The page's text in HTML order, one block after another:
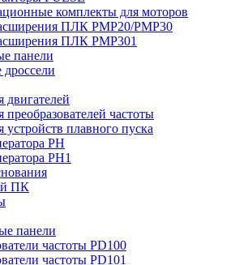
комплекты для моторов
ПЛК PMP20/PMP30
ПЛК PMP301
панели
частоты
плавного пуска
PH
PH1
ПК
панели
частоты PD100
частоты PD101